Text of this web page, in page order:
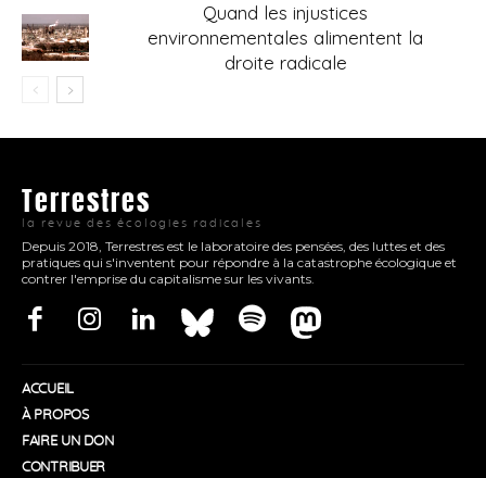
Quand les injustices
environnementales alimentent la
droite radicale
Terrestres
la revue des écologies radicales
Depuis 2018, Terrestres est le laboratoire des pensées, des luttes et des
pratiques qui s'inventent pour répondre à la catastrophe écologique et
contrer l'emprise du capitalisme sur les vivants.
ACCUEIL
À PROPOS
FAIRE UN DON
CONTRIBUER